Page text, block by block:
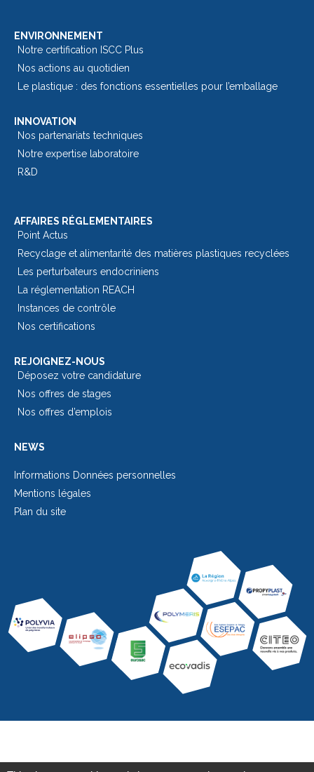
ENVIRONNEMENT
Notre certification ISCC Plus
Nos actions au quotidien
Le plastique : des fonctions essentielles pour l’emballage​
INNOVATION
Nos partenariats techniques
Notre expertise laboratoire
R&D
AFFAIRES RÉGLEMENTAIRES
Point Actus
Recyclage et alimentarité des matières plastiques recyclées
Les perturbateurs endocriniens
La réglementation REACH
Instances de contrôle
Nos certifications
REJOIGNEZ-NOUS
Déposez votre candidature
Nos offres de stages
Nos offres d’emplois
NEWS
Informations Données personnelles
Mentions légales
Plan du site